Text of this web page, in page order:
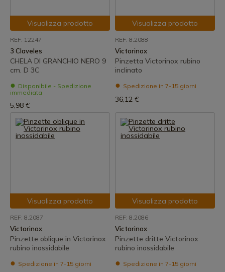
Visualizza prodotto
REF: 12247
3 Claveles
CHELA DI GRANCHIO NERO 9
cm. D 3C
Disponibile - Spedizione
immediata
5,98 €
Visualizza prodotto
REF: 8.2088
Victorinox
Pinzetta Victorinox rubino
inclinato
Spedizione in 7-15 giorni
36,12 €
Visualizza prodotto
REF: 8.2087
Victorinox
Pinzette oblique in Victorinox
rubino inossidabile
Spedizione in 7-15 giorni
Visualizza prodotto
REF: 8.2086
Victorinox
Pinzette dritte Victorinox
rubino inossidabile
Spedizione in 7-15 giorni